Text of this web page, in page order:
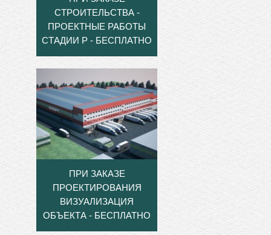
СТРОИТЕЛЬСТВА -
ПРОЕКТНЫЕ РАБОТЫ
СТАДИИ Р - БЕСПЛАТНО
ПРИ ЗАКАЗЕ
ПРОЕКТИРОВАНИЯ
ВИЗУАЛИЗАЦИЯ
ОБЪЕКТА - БЕСПЛАТНО